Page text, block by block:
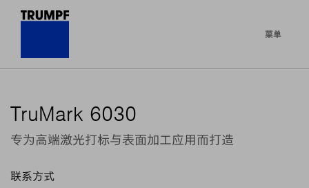
菜单
TruMark 6030
专为高端激光打标与表面加工应用而打造
联系方式